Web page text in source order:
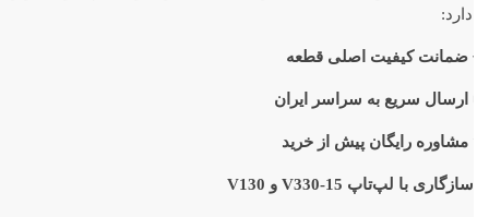
ضمانت کیفیت اصلی قطعه
ارسال سریع به سراسر ایران
مشاوره رایگان پیش از خرید
سازگاری با لپ‌تاپ V330-15 و V130